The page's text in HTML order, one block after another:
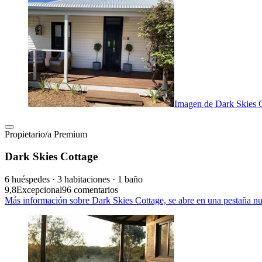
Imagen de Dark Skies
Propietario/a Premium
Dark Skies Cottage
6 huéspedes · 3 habitaciones · 1 baño
9,8Excepcional96 comentarios
Más información sobre Dark Skies Cottage, se abre en una pestaña